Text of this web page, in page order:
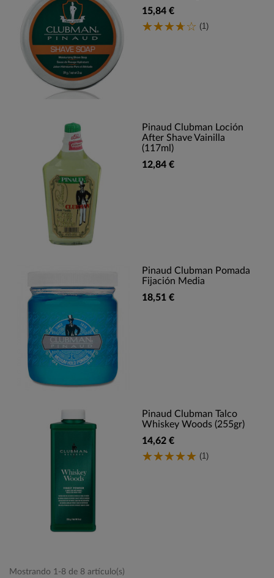
15,84 €
(1)
Pinaud Clubman Loción
After Shave Vainilla
(117ml)
12,84 €
Pinaud Clubman Pomada
Fijación Media
18,51 €
Pinaud Clubman Talco
Whiskey Woods (255gr)
14,62 €
(1)
Mostrando 1-8 de 8 artículo(s)